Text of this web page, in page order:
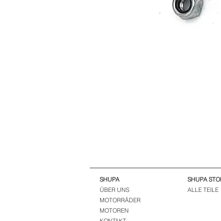
SHUPA
ÜBER UNS
MOTORRÄDER
MOTOREN
SHUPA
ALLE TEILE